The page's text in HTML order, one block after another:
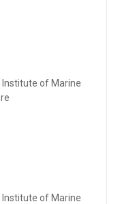
Institute of Marine
Institute of Marine